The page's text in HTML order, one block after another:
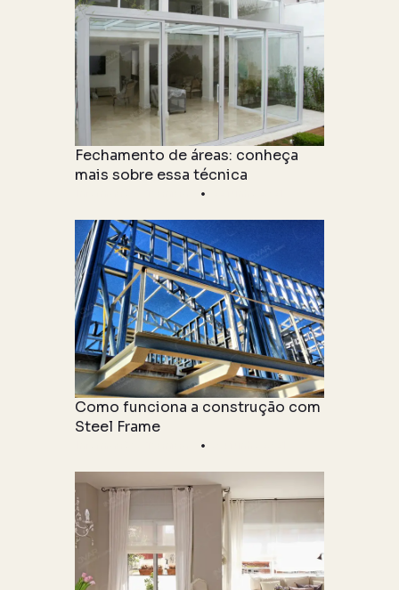
Fechamento de áreas: conheça
mais sobre essa técnica
Como funciona a construção com
Steel Frame